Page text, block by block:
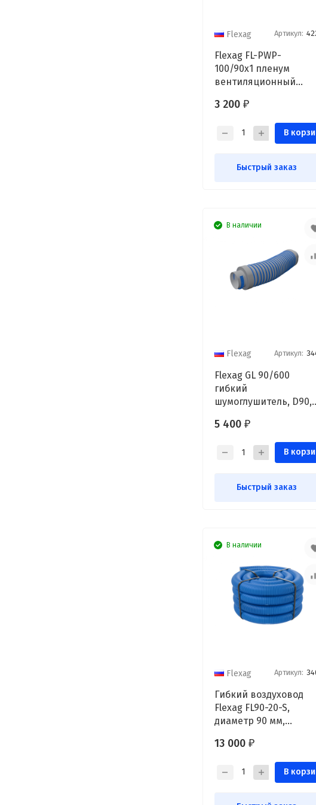
Flexag Артикул:
Flexag FL-PWP-
100/90x1 пленум
вентиляционный
выxод FLD
3 200 ₽
В
Быстрый заказ
В наличии
Flexag Артикул:
Flexag GL 90/600
гибкий
шумоглушитель, D90,
5 400 ₽
В
Быстрый заказ
В наличии
Flexag Артикул:
Гибкий воздуховод
Flexag FL90-20-S,
диаметр 90 мм,
антибактериальный и
антистатический, 20
13 000 ₽
В